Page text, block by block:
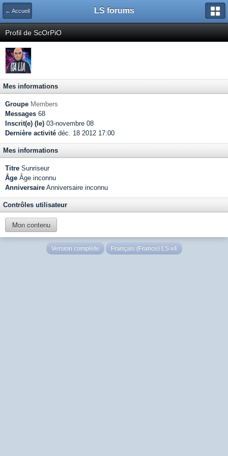
← Accueil LS forums
Profil de ScOrPiO
Mes informations
Groupe Members
Messages 68
Inscrit(e) (le) 03-novembre 08
Dernière activité déc. 18 2012 17:00
Mes informations
Titre Sunriseur
Âge Âge inconnu
Anniversaire Anniversaire inconnu
Contrôles utilisateur
Mon contenu
Version complète Français (France) LS v4